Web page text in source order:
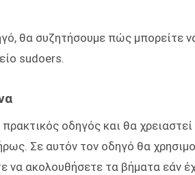
θα συζητήσουμε πώς μπορείτε
sudoers.
οδηγός και θα
Σε αυτόν τον οδηγό θα
να ακολουθήσετε τα βήματα εάν